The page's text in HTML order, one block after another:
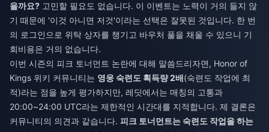
을까요? 고민할 필요도 없습니다. 이 이벤트는 노력이 거의 들지 않
기 때문에 '이것 아니면 저것'이라는 선택은 잘못된 것입니다. 한 번
의 로그인으로 위탁 상자를 챙기고 바우처 풀을 채울 수 있으니 기
회비용은 거의 없습니다.
이번 시즌의 피크 토너먼트 논란에 대해 말씀드리자면, Honor of
Kings 위키 커뮤니티는 영웅 숙련도 획득량 2배(숙련도 작업에 최
적)라는 점을 높게 평가하지만, 레딧에서는 매칭의 고통과
20:00~24:00 UTC라는 제한적인 시간대를 지적합니다. 제 결론은
커뮤니티의 의견과 같습니다. 피크 토너먼트는 숙련도 작업을 하는